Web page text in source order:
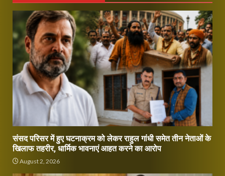
संसद परिसर में हुए घटनाक्रम को लेकर राहुल गांधी समेत तीन नेताओं के
खिलाफ तहरीर, धार्मिक भावनाएं आहत करने का आरोप
August 2, 2026